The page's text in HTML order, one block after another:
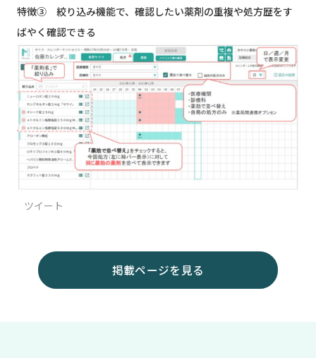
特徴③ 絞り込み機能で、確認したい薬剤の重複や処方歴をす
ばやく確認できる
ツイート
掲載ページを見る